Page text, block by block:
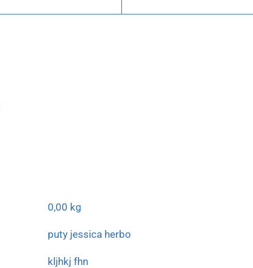
0,00 kg
puty jessica herbo
kljhkj fhn